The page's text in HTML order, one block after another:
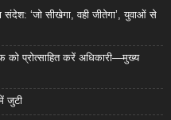
संदेश: ‘जो सीखेगा, वही जीतेगा’, युवाओं से
को प्रोत्साहित करें अधिकारी—मुख्य
जुटी